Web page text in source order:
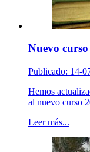
Nuevo
Publicado: 14-
Hemos
al nuevo curso
Leer más...